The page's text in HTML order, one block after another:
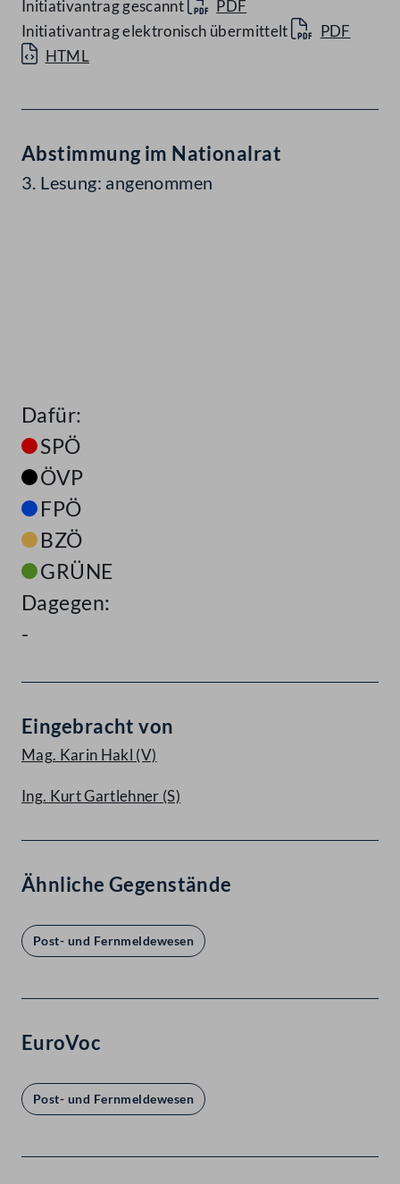
Initiativantrag gescannt
PDF
Initiativantrag elektronisch übermittelt
PDF
HTML
Abstimmung im Nationalrat
3. Lesung: angenommen
Dafür:
SPÖ
ÖVP
FPÖ
BZÖ
GRÜNE
Dagegen:
-
Eingebracht von
Mag. Karin Hakl (V)
Ing. Kurt Gartlehner (S)
Ähnliche Gegenstände
Post- und Fernmeldewesen
EuroVoc
Post- und Fernmeldewesen